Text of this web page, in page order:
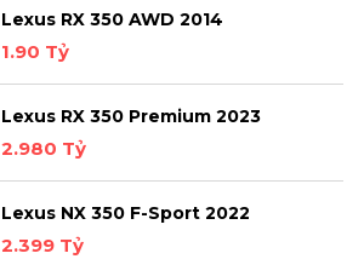
Lexus RX 350 AWD 2014
1.90 Tỷ
Lexus RX 350 Premium 2023
2.980 Tỷ
Lexus NX 350 F-Sport 2022
2.399 Tỷ